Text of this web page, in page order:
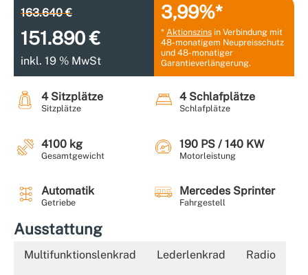
163.640 €
151.890 €
inkl. 19 % MwSt
3,99%*
* Aktionszins in Verbindung mit
48-monatigem Neupreisschutz
und 48-monatiger
Garantieverlängerung.
4 Sitzplätze
Sitzplätze
4 Schlafplätze
Schlafplätze
4100 kg
Gesamtgewicht
190 PS / 140 KW
Motorleistung
Automatik
Getriebe
Mercedes Sprinter
Fahrgestell
Ausstattung
Multifunktionslenkrad Lederlenkrad Radio